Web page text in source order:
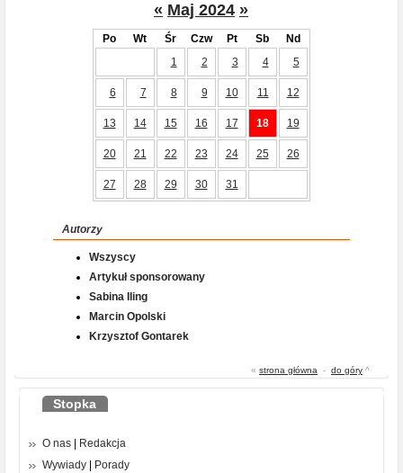
« Maj 2024 »
Po Wt Śr Czw Pt Sb
Nd
1
2 3 4 5
6 7 8 9 10 11 12
13 14 15 16 17 18 19
20 21 22 23 24 25 26
27 28 29 30 31
Autorzy
Wszyscy
Artykuł sponsorowany
Sabina Iling
Marcin Opolski
Krzysztof Gontarek
« strona główna - do góry ^
Stopka
O nas
Redakcja
Wywiady
Porady